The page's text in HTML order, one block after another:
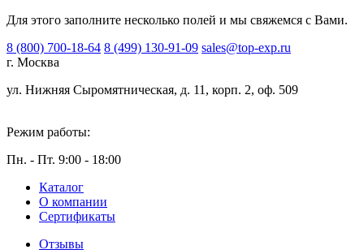
Для этого заполните несколько полей и мы свяжемся с Вами.
8 (800) 700-18-64 8 (499) 130-91-09 sales@top-exp.ru
г. Москва
ул. Нижняя Сыромятническая, д. 11, корп. 2, оф. 509
Режим работы:
Пн. - Пт. 9:00 - 18:00
Каталог
О компании
Сертификаты
Отзывы